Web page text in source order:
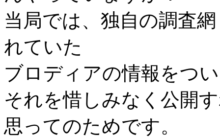
当局では、独自の調査
れていた
ブロディアの情報をつ
それを惜しみなく公開
思ってのためです。